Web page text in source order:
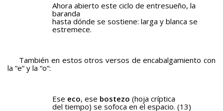
Ahora abierto este ciclo de entresueño, la
baranda
hasta dónde se sostiene: larga y blanca se
estremece.
También en estos otros versos de encabalgamiento con
la “e” y la “o”:
Ese eco, ese bostezo (hoja críptica
del tiempo) se sofoca en el espacio. (13)